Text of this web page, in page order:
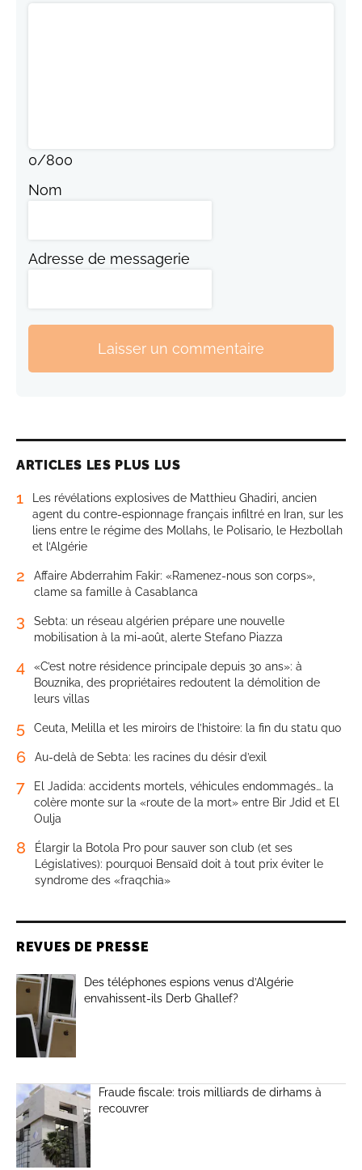
0/800
Nom
Adresse de messagerie
Laisser un commentaire
ARTICLES LES PLUS LUS
1
Les révélations explosives de Matthieu Ghadiri, ancien
agent du contre-espionnage français infiltré en Iran, sur les
liens entre le régime des Mollahs, le Polisario, le Hezbollah
et l’Algérie
2
Affaire Abderrahim Fakir: «Ramenez-nous son corps»,
clame sa famille à Casablanca
3
Sebta: un réseau algérien prépare une nouvelle
mobilisation à la mi-août, alerte Stefano Piazza
4
«C’est notre résidence principale depuis 30 ans»: à
Bouznika, des propriétaires redoutent la démolition de
leurs villas
5 Ceuta, Melilla et les miroirs de l’histoire: la fin du statu quo
6 Au-delà de Sebta: les racines du désir d’exil
7
El Jadida: accidents mortels, véhicules endommagés… la
colère monte sur la «route de la mort» entre Bir Jdid et El
Oulja
8
Élargir la Botola Pro pour sauver son club (et ses
Législatives): pourquoi Bensaïd doit à tout prix éviter le
syndrome des «fraqchia»
REVUES DE PRESSE
Des téléphones espions venus d’Algérie
envahissent-ils Derb Ghallef?
Fraude fiscale: trois milliards de dirhams à
recouvrer